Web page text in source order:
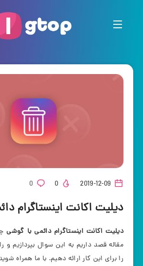
0
دیلیت اکانت اینستاگرام
دیلیت اکانت اینستاگرام دائمی با گوشی
مقاله قصد داریم به این سوال بپردازیم و
را برای این کار ارائه دهیم. با ما همراه